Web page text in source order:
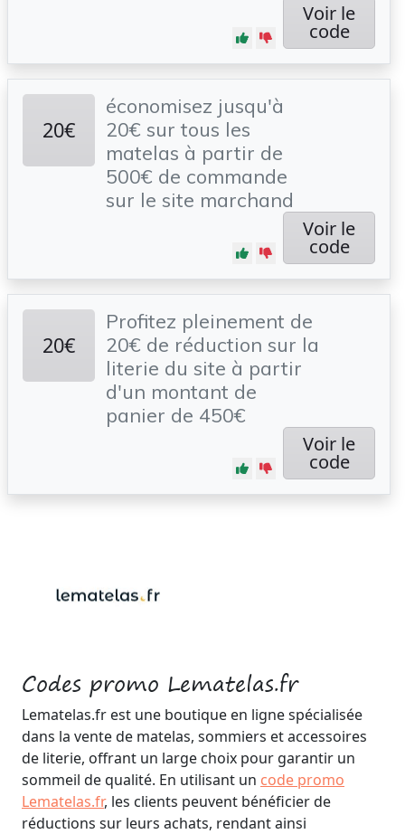
Codes promo Lematelas.fr
Lematelas.fr est une boutique en ligne spécialisée
dans la vente de matelas, sommiers et accessoires
de literie, offrant un large choix pour garantir un
sommeil de qualité. En utilisant un code promo
Lematelas.fr, les clients peuvent bénéficier de
réductions sur leurs achats, rendant ainsi
Voir le
code
20€
économisez jusqu'à
20€ sur tous les
matelas à partir de
500€ de commande
sur le site marchand
Voir le
code
20€
Profitez pleinement de
20€ de réduction sur la
literie du site à partir
d'un montant de
panier de 450€
Voir le
code